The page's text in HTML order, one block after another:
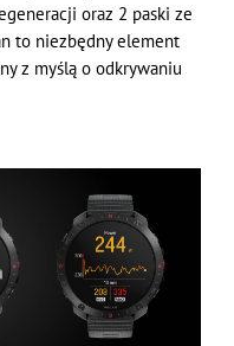
oraz 2 paski ze
to niezbędny element
z myślą o odkrywaniu